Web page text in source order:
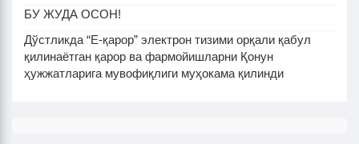
БУ ЖУДА ОСОН!
Дўстликда “Е-қарор” электрон тизими орқали қабул
қилинаётган қарор ва фармойишларни Қонун
ҳужжатларига мувофиқлиги муҳокама қилинди